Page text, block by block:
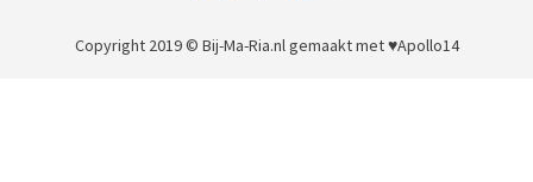
Copyright 2019 © Bij-Ma-Ria.nlgemaakt met ♥Apollo14